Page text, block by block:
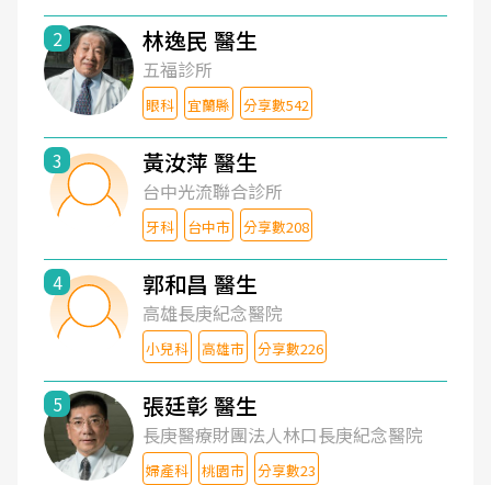
2 林逸民 醫生
五福診所
眼科 宜蘭縣 分享數542
3 黃汝萍 醫生
台中光流聯合診所
牙科 台中市 分享數208
4 郭和昌 醫生
高雄長庚紀念醫院
小兒科 高雄市 分享數226
5 張廷彰 醫生
長庚醫療財團法人林口長庚紀念醫院
婦產科 桃園市 分享數23